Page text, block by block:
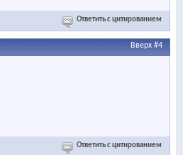
Ответить с цитированием
Вверх #4
Ответить с цитированием